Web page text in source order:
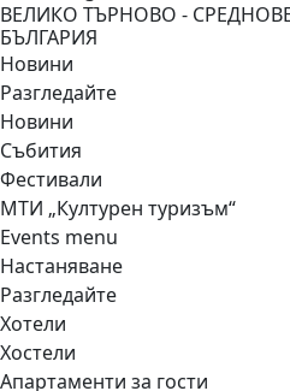
ВЕЛИКО ТЪРНОВО -
БЪЛГАРИЯ
Новини
Разгледайте
Новини
Събития
Фестивали
МТИ „Културен туризъм“
Events menu
Настаняване
Разгледайте
Хотели
Хостели
Апартаменти за гости